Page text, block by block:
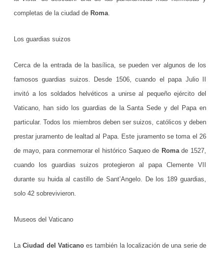
completas de la ciudad de Roma.
Los guardias suizos
Cerca de la entrada de la basílica, se pueden ver algunos de los
famosos guardias suizos. Desde 1506, cuando el papa Julio II
invitó a los soldados helvéticos a unirse al pequeño ejército del
Vaticano, han sido los guardias de la Santa Sede y del Papa en
particular. Todos los miembros deben ser suizos, católicos y deben
prestar juramento de lealtad al Papa. Este juramento se toma el 26
de mayo, para conmemorar el histórico Saqueo de Romade 1527,
cuando los guardias suizos protegieron al papa Clemente VII
durante su huida al castillo de Sant’Angelo. De los 189 guardias,
solo 42 sobrevivieron.
Museos del Vaticano
LaCiudad del Vaticanoes también la localización de una serie de